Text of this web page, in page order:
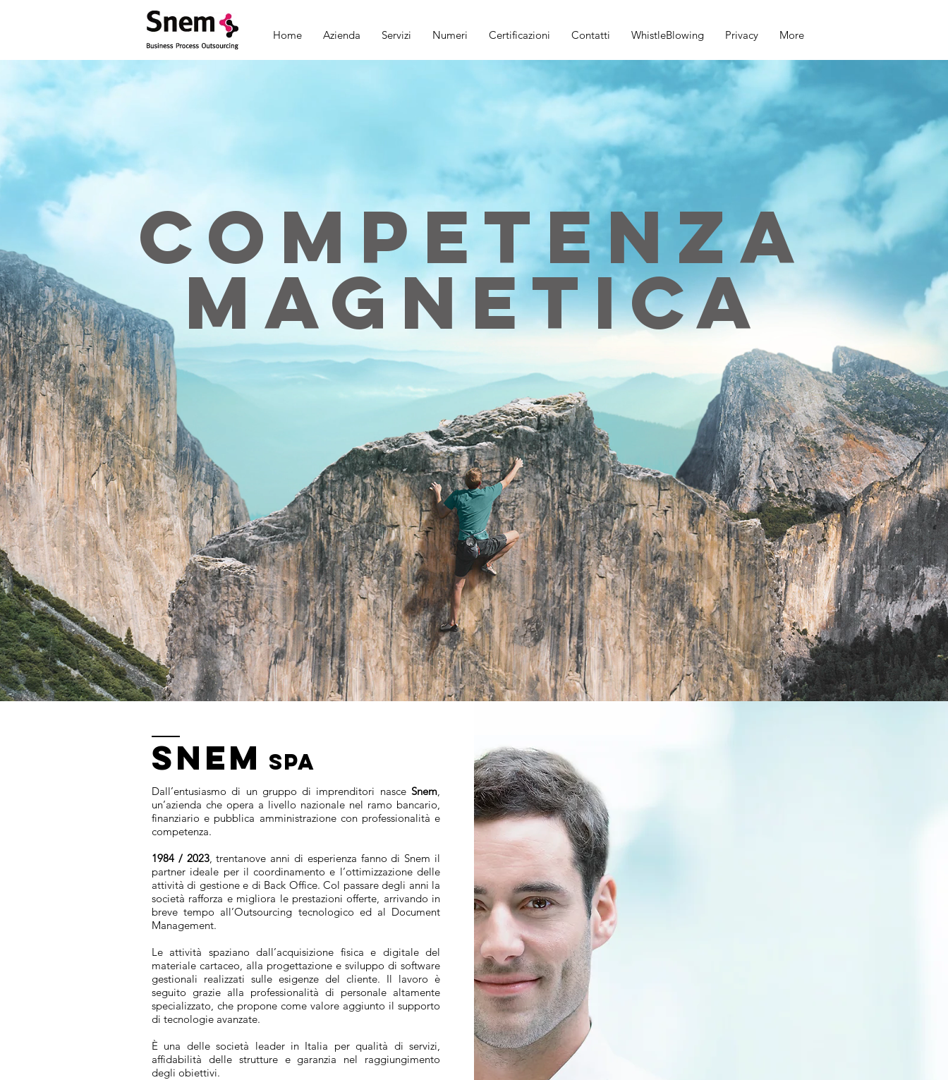
Home Azienda Servizi Numeri Certificazioni Contatti WhistleBlowing Privacy More
COMPETENZA
MAGNETICA
SNEM SPA
Dall’entusiasmo di un gruppo di imprenditori nasce Snem,
un’azienda che opera a livello nazionale nel ramo bancario,
finanziario e pubblica amministrazione con professionalità e
competenza.
1984 / 2023, trentanove anni di esperienza fanno di Snem il
partner ideale per il coordinamento e l’ottimizzazione delle
attività di gestione e di Back Office. Col passare degli anni la
società rafforza e migliora le prestazioni offerte, arrivando in
breve tempo all’Outsourcing tecnologico ed al Document
Management.
Le attività spaziano dall’acquisizione fisica e digitale del
materiale cartaceo, alla progettazione e sviluppo di software
gestionali realizzati sulle esigenze del cliente. Il lavoro è
seguito grazie alla professionalità di personale altamente
specializzato, che propone come valore aggiunto il supporto
di tecnologie avanzate.
È una delle società leader in Italia per qualità di servizi,
affidabilità delle strutture e garanzia nel raggiungimento
degli obiettivi.